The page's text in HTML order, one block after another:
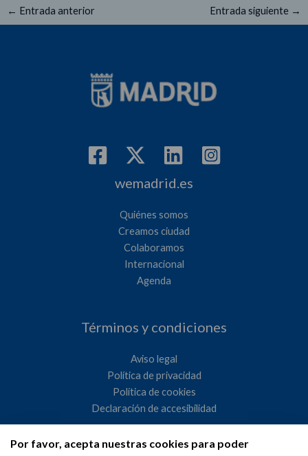
Por favor, acepta nuestras cookies para poder
← Entrada anterior Entrada siguiente →
wemadrid.es
Quiénes somos
Creamos ciudad
Colaboramos
Internacional
Agenda
Términos y condiciones
Aviso legal
Política de privacidad
Política de cookies
Declaración de accesibilidad